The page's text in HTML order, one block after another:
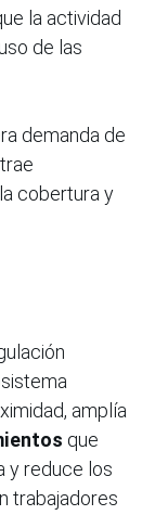
la actividad
de las
demanda de
cobertura y
amplía
que
y reduce los
trabajadores